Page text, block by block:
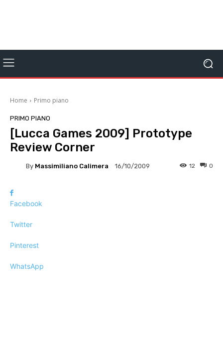
Home Primo piano
PRIMO PIANO
[Lucca Games 2009] Prototype
Review Corner
By Massimiliano Calimera 16/10/2009 0
12
Facebook
Twitter
Pinterest
WhatsApp